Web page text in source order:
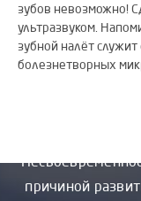
зубов невозможно!
ультразвуком.
зубной налёт
болезнетворных
причиной